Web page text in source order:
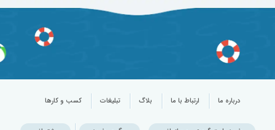
درباره ما ارتباط با ما بلاگ تبلیغات کسب و کارها